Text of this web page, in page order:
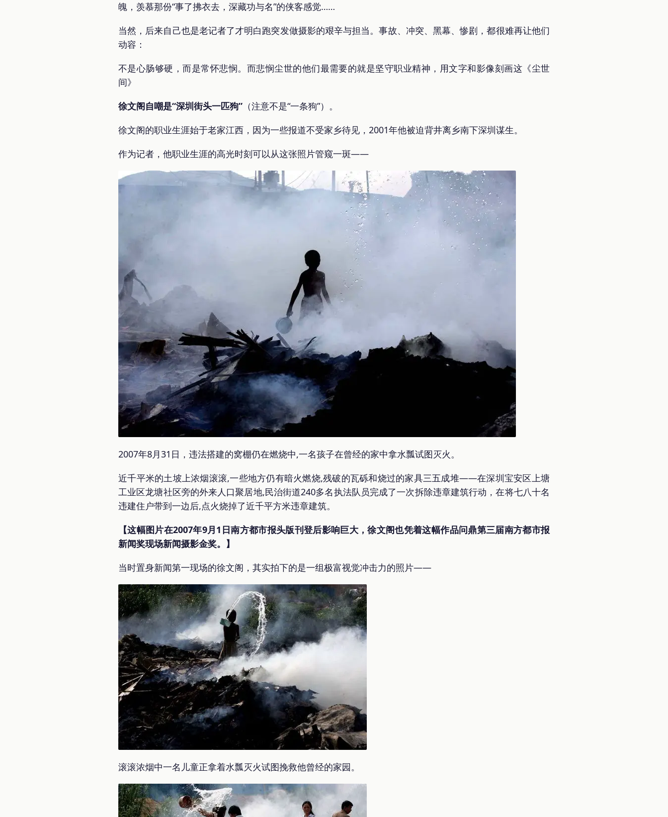
魄，羡慕那份“事了拂衣去，深藏功与名”的侠客感觉……
当然，后来自己也是老记者了才明白跑突发做摄影的艰辛与担当。事故、冲突、黑幕、惨剧，都很难再让他们
动容：
不是心肠够硬，而是常怀悲悯。而悲悯尘世的他们最需要的就是坚守职业精神，用文字和影像刻画这《尘世
间》
徐文阁自嘲是“深圳街头一匹狗” （注意不是“一条狗”）。
徐文阁的职业生涯始于老家江西，因为一些报道不受家乡待见，2001年他被迫背井离乡南下深圳谋生。
作为记者，他职业生涯的高光时刻可以从这张照片管窥一斑——
2007年8月31日，违法搭建的窝棚仍在燃烧中,一名孩子在曾经的家中拿水瓢试图灭火。
近千平米的土坡上浓烟滚滚,一些地方仍有暗火燃烧,残破的瓦砾和烧过的家具三五成堆――在深圳宝安区上塘
工业区龙塘社区旁的外来人口聚居地,民治街道240多名执法队员完成了一次拆除违章建筑行动，在将七八十名
违建住户带到一边后,点火烧掉了近千平方米违章建筑。
【这幅图片在2007年9月1日南方都市报头版刊登后影响巨大，徐文阁也凭着这幅作品问鼎第三届南方都市报
新闻奖现场新闻摄影金奖。】
当时置身新闻第一现场的徐文阁，其实拍下的是一组极富视觉冲击力的照片——
滚滚浓烟中一名儿童正拿着水瓢灭火试图挽救他曾经的家园。